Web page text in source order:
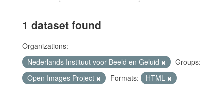
1 dataset found
Organizations:
Nederlands Instituut voor Beeld en Geluid
Groups:
Open Images Project
Formats:
HTML